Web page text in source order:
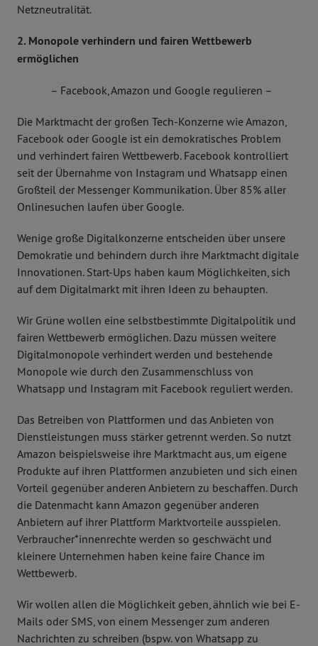
Netzneutralität.
2. Monopole verhindern und fairen Wettbewerb
ermöglichen
– Facebook, Amazon und Google regulieren –
Die Marktmacht der großen Tech-Konzerne wie Amazon,
Facebook oder Google ist ein demokratisches Problem
und verhindert fairen Wettbewerb. Facebook kontrolliert
seit der Übernahme von Instagram und Whatsapp einen
Großteil der Messenger Kommunikation. Über 85% aller
Onlinesuchen laufen über Google.
Wenige große Digitalkonzerne entscheiden über unsere
Demokratie und behindern durch ihre Marktmacht digitale
Innovationen. Start-Ups haben kaum Möglichkeiten, sich
auf dem Digitalmarkt mit ihren Ideen zu behaupten.
Wir Grüne wollen eine selbstbestimmte Digitalpolitik und
fairen Wettbewerb ermöglichen. Dazu müssen weitere
Digitalmonopole verhindert werden und bestehende
Monopole wie durch den Zusammenschluss von
Whatsapp und Instagram mit Facebook reguliert werden.
Das Betreiben von Plattformen und das Anbieten von
Dienstleistungen muss stärker getrennt werden. So nutzt
Amazon beispielsweise ihre Marktmacht aus, um eigene
Produkte auf ihren Plattformen anzubieten und sich einen
Vorteil gegenüber anderen Anbietern zu beschaffen. Durch
die Datenmacht kann Amazon gegenüber anderen
Anbietern auf ihrer Plattform Marktvorteile ausspielen.
Verbraucher*innenrechte werden so geschwächt und
kleinere Unternehmen haben keine faire Chance im
Wettbewerb.
Wir wollen allen die Möglichkeit geben, ähnlich wie bei E-
Mails oder SMS, von einem Messenger zum anderen
Nachrichten zu schreiben (bspw. von Whatsapp zu